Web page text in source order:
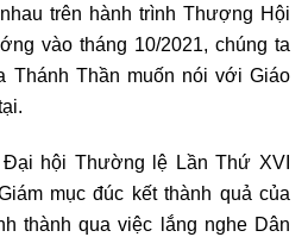
trên hành trình Thượng Hội
vào tháng 10/2021, chúng ta
Thánh Thần muốn nói với Giáo
hội Thường lệ Lần Thứ XVI
mục đúc kết thành quả của
thành qua việc lắng nghe Dân